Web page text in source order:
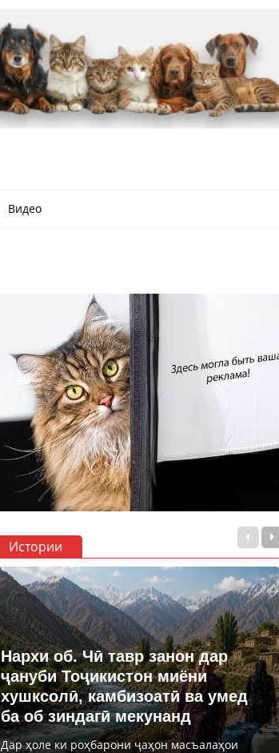
Видео
Истории
Нархи об. Чӣ тавр занон дар
ҷануби Тоҷикистон миёни
хушксолӣ, камбизоатӣ ва умед
ба об зиндагӣ мекунанд
Дар ҳоле ки роҳбарони ҷаҳон масъалаҳои